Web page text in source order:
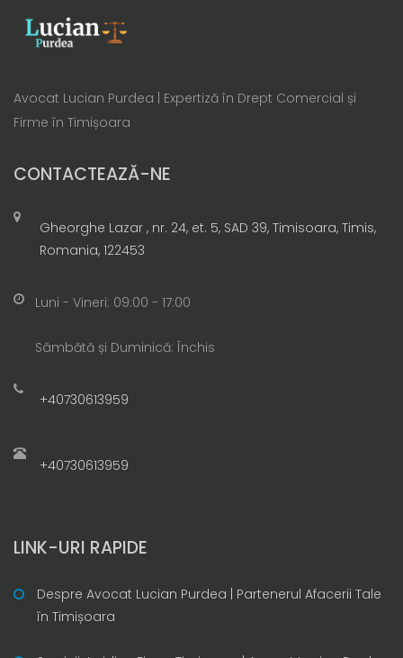
Avocat Lucian Purdea | Expertiză în Drept Comercial și
Firme în Timișoara
CONTACTEAZĂ-NE
Gheorghe Lazar , nr. 24, et. 5, SAD 39, Timisoara, Timis,
Romania, 122453
Luni - Vineri: 09:00 - 17:00
Sâmbătă și Duminică: Închis
+40730613959
+40730613959
LINK-URI RAPIDE
Despre Avocat Lucian Purdea | Partenerul Afacerii Tale
în Timișoara